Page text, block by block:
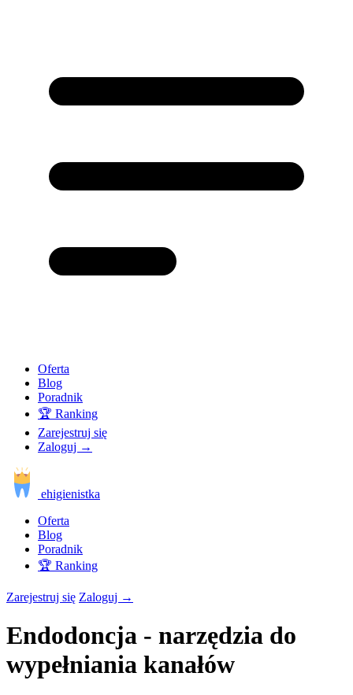
Oferta
Blog
Poradnik
🏆 Ranking
Zarejestruj się
Zaloguj →
ehigienistka
Oferta
Blog
Poradnik
🏆 Ranking
Zarejestruj się Zaloguj →
Endodoncja - narzędzia do
wypełniania kanałów